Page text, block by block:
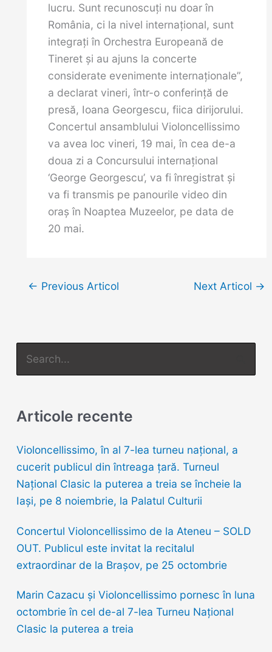
lucru. Sunt recunoscuţi nu doar în
România, ci la nivel internaţional, sunt
integraţi în Orchestra Europeană de
Tineret şi au ajuns la concerte
considerate evenimente internaţionale”,
a declarat vineri, într-o conferinţă de
presă, Ioana Georgescu, fiica dirijorului.
Concertul ansamblului Violoncellissimo
va avea loc vineri, 19 mai, în cea de-a
doua zi a Concursului internaţional
‘George Georgescu’, va fi înregistrat şi
va fi transmis pe panourile video din
oraş în Noaptea Muzeelor, pe data de
20 mai.
← Previous Articol Next Articol →
e
h
f
o
r
Articole recente
Violoncellissimo, în al 7-lea turneu naţional, a
cucerit publicul din întreaga țară. Turneul
Național Clasic la puterea a treia se încheie la
Iași, pe 8 noiembrie, la Palatul Culturii
Concertul Violoncellissimo de la Ateneu – SOLD
OUT. Publicul este invitat la recitalul
extraordinar de la Brașov, pe 25 octombrie
Marin Cazacu și Violoncellissimo pornesc în luna
octombrie în cel de-al 7-lea Turneu Național
Clasic la puterea a treia